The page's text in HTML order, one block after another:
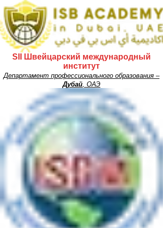
SII Швейцарский международный
институт
Департамент профессионального образования –
Дубай , ОАЭ